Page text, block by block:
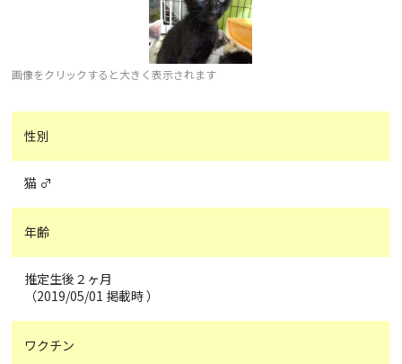
画像をクリックすると大きく表示されます
性別
猫 ♂
年齢
推定生後２ヶ月
（2019/05/01 掲載時 ）
ワクチン